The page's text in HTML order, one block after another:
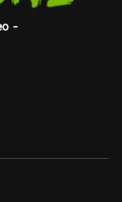
-